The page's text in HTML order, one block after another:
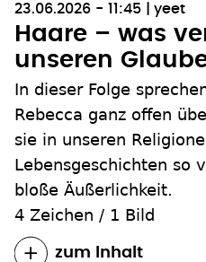
23.06.2026 - 11:45 yeet
Haare – was
unseren
In dieser Folge
Rebecca ganz offen
sie in unseren
Lebensgeschichten so
bloße Äußerlichkeit.
4 Zeichen / 1 Bild
zum Inhalt